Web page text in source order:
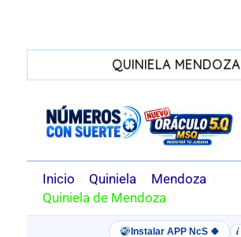
QUINIELA MENDOZA